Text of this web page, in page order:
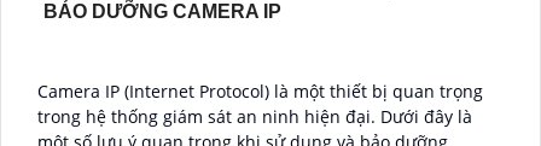
BẢO DƯỠNG CAMERA IP
Camera IP (Internet Protocol) là một thiết bị quan trọng
trong hệ thống giám sát an ninh hiện đại. Dưới đây là